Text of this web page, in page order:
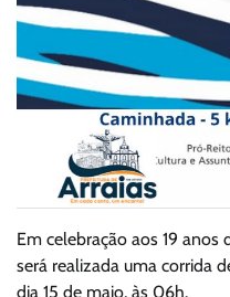
Em celebração aos 19 anos
será realizada uma corrida
dia 15 de maio, às 06h.